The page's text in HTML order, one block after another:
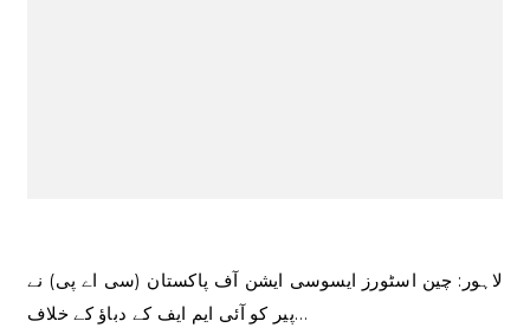
لاہور: چین اسٹورز ایسوسی ایشن آف پاکستان (سی اے پی) نے
پیر کو آئی ایم ایف کے دباؤ کے خلاف…